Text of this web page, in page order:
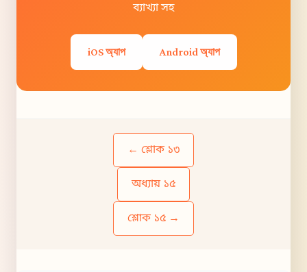
ব্যাখ্যা সহ
iOS অ্যাপ Android অ্যাপ
← শ্লোক ১৩
অধ্যায় ১৫
শ্লোক ১৫ →